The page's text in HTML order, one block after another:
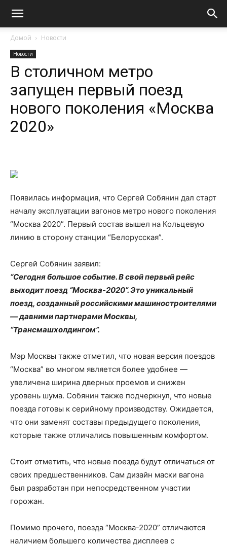
Домой Новости
Новости
В столичном метро
запущен первый поезд
нового поколения «Москва
2020»
Появилась информация, что Сергей Собянин дал старт
началу эксплуатации вагонов метро нового поколения
“Москва 2020”. Первый состав вышел на Кольцевую
линию в сторону станции “Белорусская”.
Сергей Собянин заявил:
“Сегодня большое событие. В свой первый рейс
выходит поезд “Москва-2020”. Это уникальный
поезд, созданный российскими машиностроителями
— давними партнерами Москвы,
“Трансмашхолдингом”.
Мэр Москвы также отметил, что новая версия поездов
“Москва” во многом является более удобнее —
увеличена ширина дверных проемов и снижен
уровень шума. Собянин также подчеркнул, что новые
поезда готовы к серийному производству. Ожидается,
что они заменят составы предыдущего поколения,
которые также отличались повышенным комфортом.
Стоит отметить, что новые поезда будут отличаться от
своих предшественников. Сам дизайн маски вагона
был разработан при непосредственном участии
горожан.
Помимо прочего, поезда “Москва-2020” отличаются
наличием большего количества дисплеев с